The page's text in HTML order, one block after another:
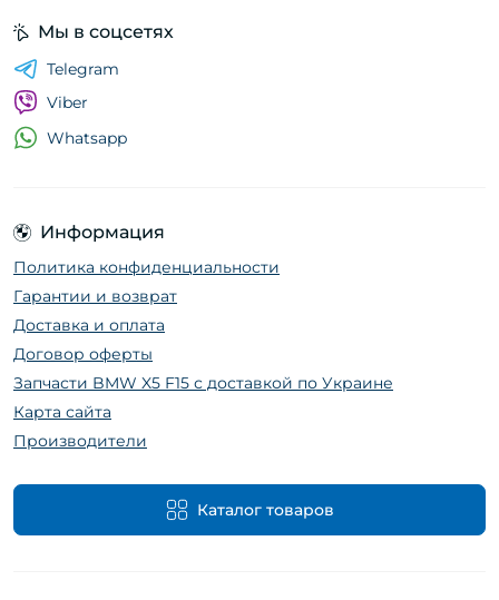
Информация
Политика конфиденциальности
Гарантии и возврат
Доставка и оплата
Договор оферты
Запчасти BMW X5 F15 с доставкой по Украине
Карта сайта
Производители
Каталог товаров
Мы в соцсетях
Telegram
Viber
Whatsapp